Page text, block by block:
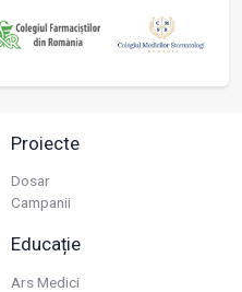
Proiecte
Dosar
Campanii
Educație
Ars Medici